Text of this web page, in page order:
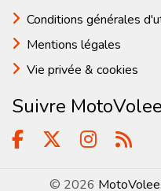
Conditions générales
Mentions légales
Vie privée & cookies
Suivre
© 2026